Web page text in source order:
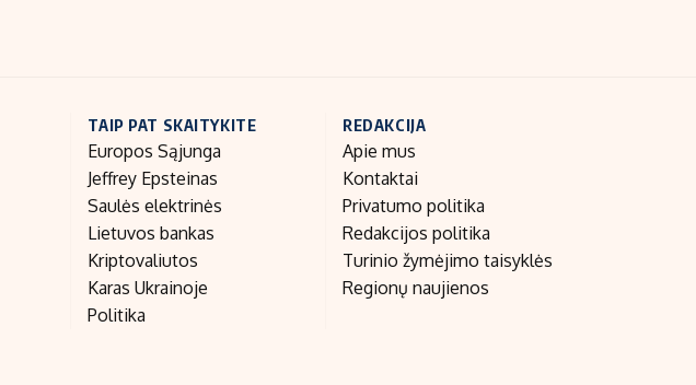
TAIP PAT SKAITYKITE
Europos Sąjunga
Jeffrey Epsteinas
Saulės elektrinės
Lietuvos bankas
Kriptovaliutos
Karas Ukrainoje
Politika
REDAKCIJA
Apie mus
Kontaktai
Privatumo politika
Redakcijos politika
Turinio žymėjimo taisyklės
Regionų naujienos